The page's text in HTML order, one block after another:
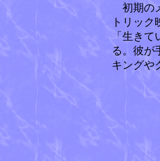
初期の
トリッ
「生き
る。彼が
キングや